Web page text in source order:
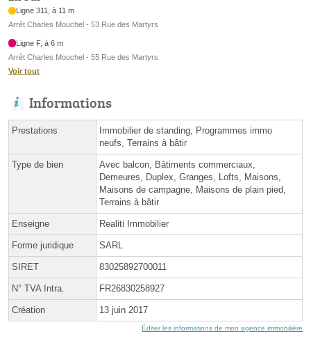
Ligne 311, à 11 m
Arrêt Charles Mouchel - 53 Rue des Martyrs
Ligne F, à 6 m
Arrêt Charles Mouchel - 55 Rue des Martyrs
Voir tout
Informations
Prestations
Immobilier de standing, Programmes immo
neufs, Terrains à bâtir
Type de bien
Avec balcon, Bâtiments commerciaux,
Demeures, Duplex, Granges, Lofts, Maisons,
Maisons de campagne, Maisons de plain pied,
Terrains à bâtir
Enseigne Realiti Immobilier
Forme juridique SARL
SIRET 83025892700011
N° TVA Intra. FR26830258927
Création 13 juin 2017
Éditer les informations de mon agence immobilière